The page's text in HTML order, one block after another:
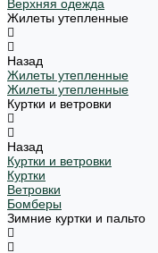
Верхняя одежда
Жилеты утепленные
Назад
Жилеты утепленные
Жилеты утепленные
Куртки и ветровки
Назад
Куртки и ветровки
Куртки
Ветровки
Бомберы
Зимние куртки и пальто